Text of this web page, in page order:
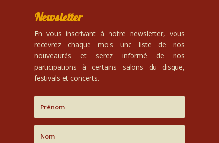
Newsletter
En vous inscrivant à notre newsletter, vous
recevrez chaque mois une liste de nos
nouveautés et serez informé de nos
participations à certains salons du disque,
festivals et concerts.